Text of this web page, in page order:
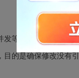
等情况）来对程序
的是确保修改没有